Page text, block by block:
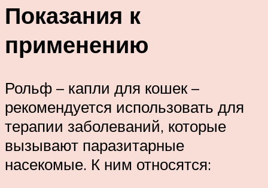
Показания к
применению
Рольф – капли для кошек –
рекомендуется использовать для
терапии заболеваний, которые
вызывают паразитарные
насекомые. К ним относятся: